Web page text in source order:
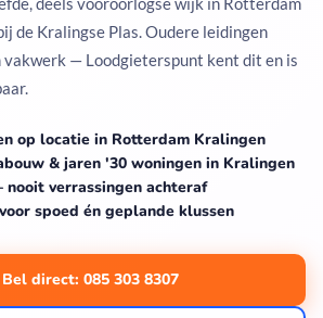
de Kralingse Plas. Oudere leidingen
vakwerk — Loodgieterspunt kent dit en is
op locatie in Rotterdam Kralingen
& jaren '30 woningen in Kralingen
verrassingen achteraf
spoed én geplande klussen
Bel direct: 085 303 8307